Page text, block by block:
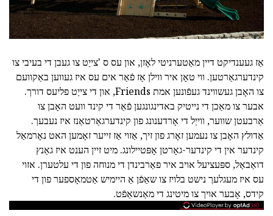
אַז געענדיקט דיין מאַטערניטי לאָזן, און עס ס 'צייַט צו געבן די בעיבי צו
קינדערגאַרטען. ווי טאָן איר ווילן אַז פֿאַר אים עס איז געווען באַקוועם
צו האָבן געשווינד געפֿונען אמת Friends, און די צייַט פליעס דורך.
אבער צו מאַכן די נייטיק באדינגונגען פֿאַר די קינד וועט האָבן צו
אַרבעטן שווער, ווייַל די אָרדענונג פון קינדערגאַרטאַנז איז נעבעך.
אַדולץ האָבן צו נעמען זאָרג פון זיך, אַזוי אַז זייער זאָמען האט נאָרמאַל
קינדער אין די קינדער-גאָרטן אָפּטיילונג. מיט זיין הענט איז גאַנץ
דואַבאַל, ספּעציעל אויב איר פאַרבינדן די מנוחה פון די עלטערן. אזוי
עס איז מעגלעך נישט בלויז צו שאַפֿן אַ היימיש אַטמאָספער פון די
קידס, אָבער אויך צו מיטינג די מאַנשאַפֿט.